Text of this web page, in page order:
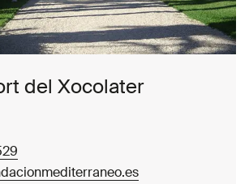
del Xocolater